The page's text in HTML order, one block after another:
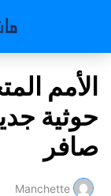
الأمم
حوثية
صافر
Manchette